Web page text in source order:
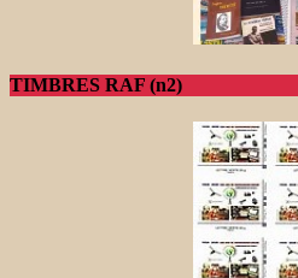
TIMBRES RAF (n2)